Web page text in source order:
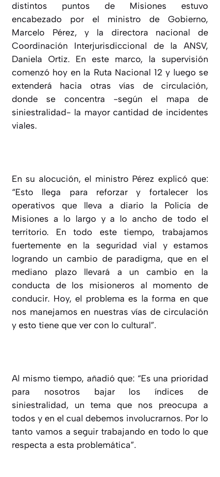
distintos puntos de Misiones estuvo
encabezado por el ministro de Gobierno,
Marcelo Pérez, y la directora nacional de
Coordinación Interjurisdiccional de la ANSV,
Daniela Ortiz. En este marco, la supervisión
comenzó hoy en la Ruta Nacional 12 y luego se
extenderá hacia otras vías de circulación,
donde se concentra -según el mapa de
siniestralidad- la mayor cantidad de incidentes
viales.
En su alocución, el ministro Pérez explicó que:
“Esto llega para reforzar y fortalecer los
operativos que lleva a diario la Policía de
Misiones a lo largo y a lo ancho de todo el
territorio. En todo este tiempo, trabajamos
fuertemente en la seguridad vial y estamos
logrando un cambio de paradigma, que en el
mediano plazo llevará a un cambio en la
conducta de los misioneros al momento de
conducir. Hoy, el problema es la forma en que
nos manejamos en nuestras vías de circulación
y esto tiene que ver con lo cultural”.
Al mismo tiempo, añadió que: “Es una prioridad
para nosotros bajar los índices de
siniestralidad, un tema que nos preocupa a
todos y en el cual debemos involucrarnos. Por lo
tanto vamos a seguir trabajando en todo lo que
respecta a esta problemática”.